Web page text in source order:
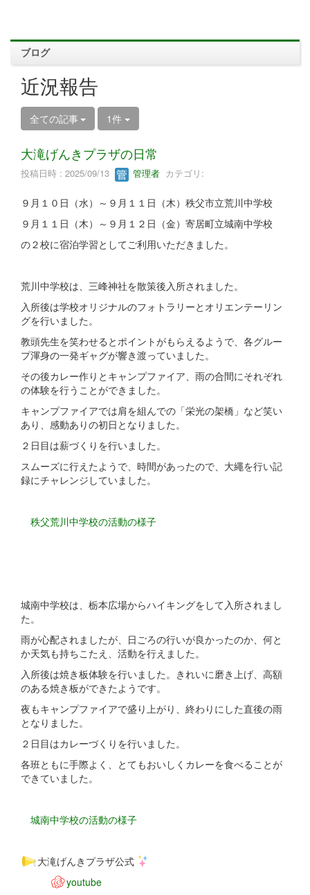
ブログ
近況報告
全ての記事 1件
大滝げんきプラザの日常
投稿日時 : 2025/09/13 管理者 カテゴリ:
９月１０日（水）～９月１１日（木）秩父市立荒川中学校
９月１１日（木）～９月１２日（金）寄居町立城南中学校
の２校に宿泊学習としてご利用いただきました。
荒川中学校は、三峰神社を散策後入所されました。
入所後は学校オリジナルのフォトラリーとオリエンテーリン
グを行いました。
教頭先生を笑わせるとポイントがもらえるようで、各グルー
プ渾身の一発ギャグが響き渡っていました。
その後カレー作りとキャンプファイア、雨の合間にそれぞれ
の体験を行うことができました。
キャンプファイアでは肩を組んでの「栄光の架橋」など笑い
あり、感動ありの初日となりました。
２日目は薪づくりを行いました。
スムーズに行えたようで、時間があったので、大繩を行い記
録にチャレンジしていました。
秩父荒川中学校の活動の様子
城南中学校は、栃本広場からハイキングをして入所されまし
た。
雨が心配されましたが、日ごろの行いが良かったのか、何と
か天気も持ちこたえ、活動を行えました。
入所後は焼き板体験を行いました。きれいに磨き上げ、高額
のある焼き板ができたようです。
夜もキャンプファイアで盛り上がり、終わりにした直後の雨
となりました。
２日目はカレーづくりを行いました。
各班ともに手際よく、とてもおいしくカレーを食べることが
できていました。
城南中学校の活動の様子
大滝げんきプラザ公式
youtube